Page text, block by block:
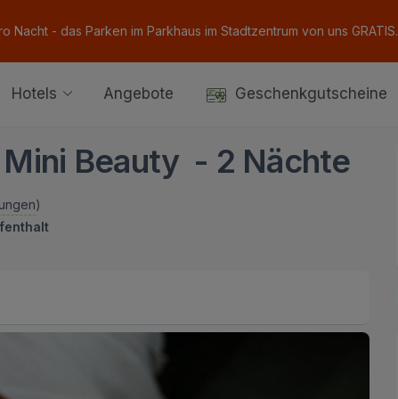
Nacht - das Parken im Parkhaus im Stadtzentrum von uns GRATIS.
Hotels Angebote Geschenkgutscheine
Beauty - 2 Nächte
)